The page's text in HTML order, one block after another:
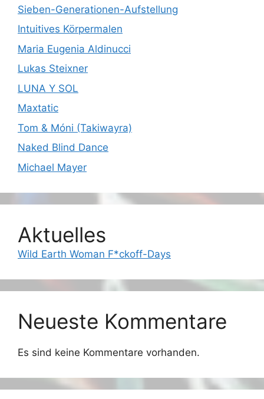
Sieben-Generationen-Aufstellung
Intuitives Körpermalen
Maria Eugenia Aldinucci
Lukas Steixner
LUNA Y SOL
Maxtatic
Tom & Móni (Takiwayra)
Naked Blind Dance
Michael Mayer
Aktuelles
Wild Earth Woman F*ckoff-Days
Neueste Kommentare
Es sind keine Kommentare vorhanden.